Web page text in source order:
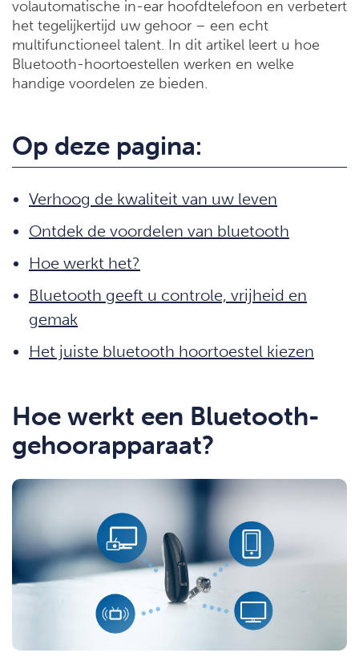
volautomatische in-ear hoofdtelefoon en verbetert
het tegelijkertijd uw gehoor – een echt
multifunctioneel talent. In dit artikel leert u hoe
Bluetooth-hoortoestellen werken en welke
handige voordelen ze bieden.
Op deze pagina:
Verhoog de kwaliteit van uw leven
Ontdek de voordelen van bluetooth
Hoe werkt het?
Bluetooth geeft u controle, vrijheid en
gemak
Het juiste bluetooth hoortoestel kiezen
Hoe werkt een Bluetooth-
gehoorapparaat?